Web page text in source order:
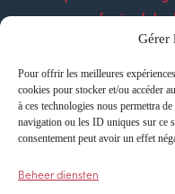
Gérer
Pour offrir les meilleures
cookies pour stocker et/ou accéder
à ces technologies nous permettra
navigation ou les ID uniques sur ce
consentement peut avoir un effet
Beheer diensten
professionele
professionele
technologische
leningverzekering